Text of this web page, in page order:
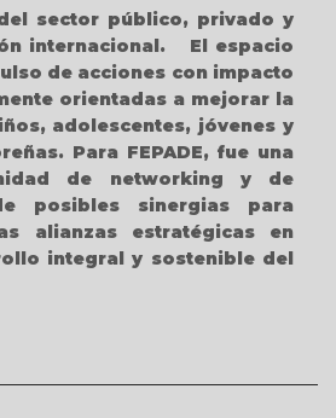
sector público, privado y
internacional. El espacio
de acciones con impacto
orientadas a mejorar la
adolescentes, jóvenes y
Para FEPADE, fue una
de networking y de
posibles sinergias para
alianzas estratégicas en
integral y sostenible del